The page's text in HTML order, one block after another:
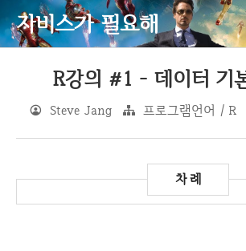
자비스가 필요해
R강의 #1 - 데이터 기
Steve Jang 프로그램언어 / R